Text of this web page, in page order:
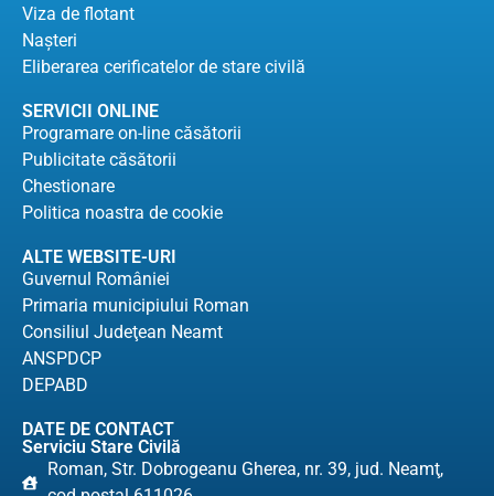
Viza de flotant
Naşteri
Eliberarea cerificatelor de stare civilă
SERVICII ONLINE
Programare on-line căsătorii
Publicitate căsătorii
Chestionare
Politica noastra de cookie
ALTE WEBSITE-URI
Guvernul României
Primaria municipiului Roman
Consiliul Judeţean Neamt
ANSPDCP
DEPABD
DATE DE CONTACT
Serviciu Stare Civilă
Roman, Str. Dobrogeanu Gherea, nr. 39, jud. Neamţ,